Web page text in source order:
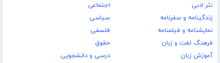
نثر ادبی
زندگینامه و سفرنامه
نمایشنامه و فیلمنامه
فرهنگ لغت و زبان
آموزش زبان
اجتماعی
سیاسی
فلسفی
حقوق
درسی و دانشجویی